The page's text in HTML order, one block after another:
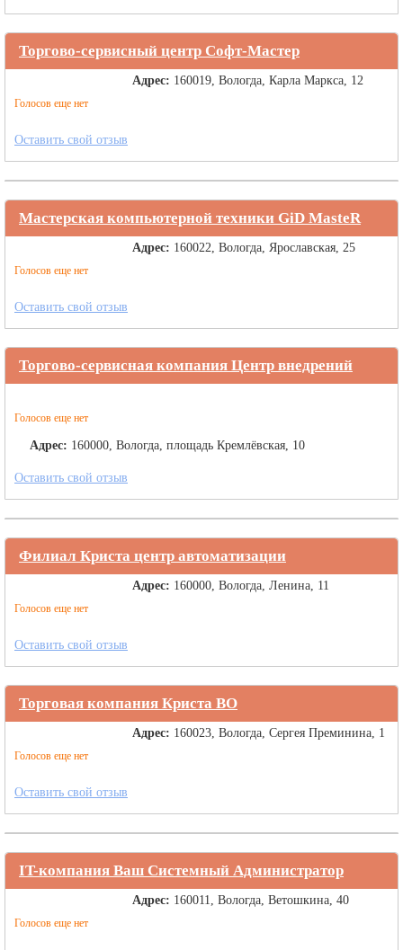
Торгово-сервисный центр Софт-Мастер
Голосов еще нет
Адрес: 160019, Вологда, Карла Маркса, 12
Оставить свой отзыв
Мастерская компьютерной техники GiD MasteR
Голосов еще нет
Адрес: 160022, Вологда, Ярославская, 25
Оставить свой отзыв
Торгово-сервисная компания Центр внедрений
Голосов еще нет
Адрес: 160000, Вологда, площадь Кремлёвская, 10
Оставить свой отзыв
Филиал Криста центр автоматизации
Голосов еще нет
Адрес: 160000, Вологда, Ленина, 11
Оставить свой отзыв
Торговая компания Криста ВО
Голосов еще нет
Адрес: 160023, Вологда, Сергея Преминина, 1
Оставить свой отзыв
IT-компания Ваш Системный Администратор
Голосов еще нет
Адрес: 160011, Вологда, Ветошкина, 40